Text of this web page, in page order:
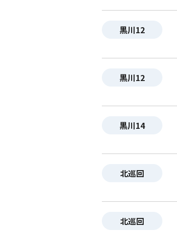
黒川12
黒川12
黒川14
北巡回
北巡回